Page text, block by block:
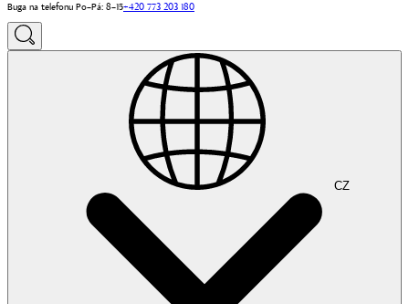
Buga na telefonu Po–Pá: 8–15+420 773 203 180
CZ